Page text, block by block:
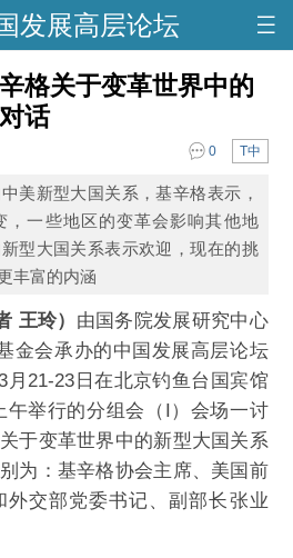
发展高层论坛
格关于变革世界中的
话
T中
0
美新型大国关系，基辛格表示，
，一些地区的变革会影响其他地
型大国关系表示欢迎，现在的挑
丰富的内涵
王玲） 由国务院发展研究中心
金会承办的中国发展高层论坛
月21-23日在北京钓鱼台国宾馆
午举行的分组会（I）会场一讨
于变革世界中的新型大国关系
为：基辛格协会主席、美国前
外交部党委书记、副部长张业